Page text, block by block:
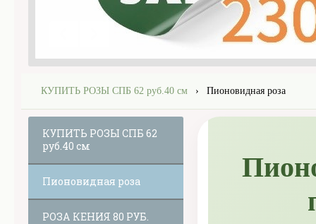
Предыдущий слайд
Следующий слайд
КУПИТЬ РОЗЫ СПБ 62 руб.40 см › Пионовидная роза
КУПИТЬ РОЗЫ СПБ 62
руб.40 см
Пионовидная роза
РОЗА КЕНИЯ 80 РУБ.